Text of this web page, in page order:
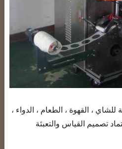
للشاي ، القهوة ، الطعام ، الدواء ،
تصميم القياس والتعبئة